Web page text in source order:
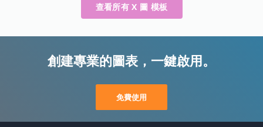
查看所有 X 圖 模板
創建專業的圖表，一鍵啟用。
免費使用